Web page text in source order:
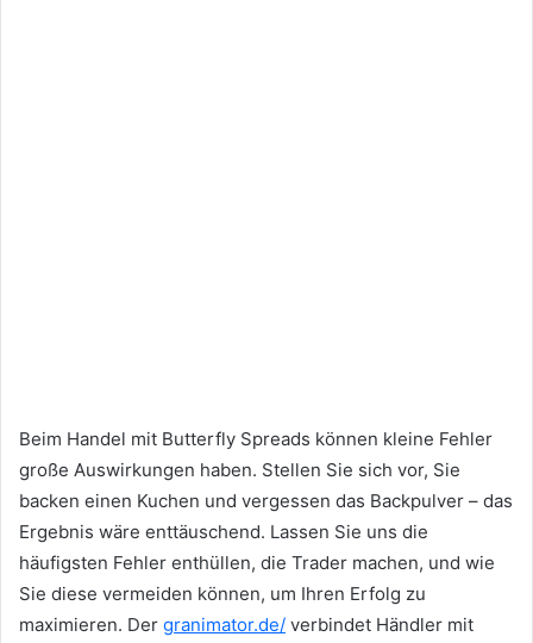
Beim Handel mit Butterfly Spreads können kleine Fehler
große Auswirkungen haben. Stellen Sie sich vor, Sie
backen einen Kuchen und vergessen das Backpulver – das
Ergebnis wäre enttäuschend. Lassen Sie uns die
häufigsten Fehler enthüllen, die Trader machen, und wie
Sie diese vermeiden können, um Ihren Erfolg zu
maximieren. Der granimator.de/ verbindet Händler mit